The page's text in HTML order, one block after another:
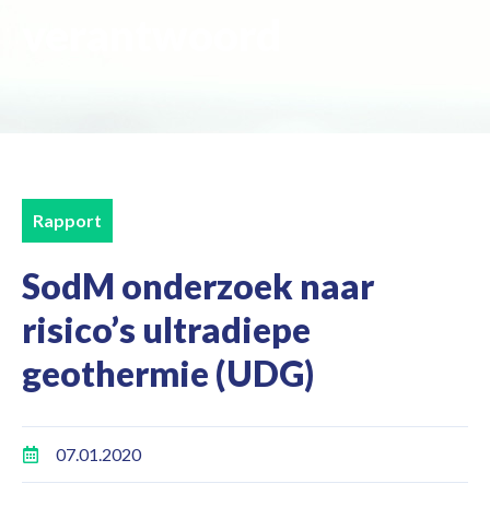
Rapport
SodM onderzoek naar
risico’s ultradiepe
geothermie (UDG)
07.01.2020